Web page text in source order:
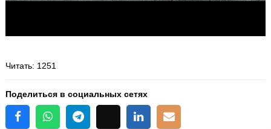
Читать: 1251
Поделиться в социальных сетях